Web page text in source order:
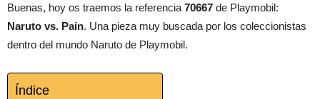
Buenas, hoy os traemos la referencia 70667 de Playmobil:
Naruto vs. Pain. Una pieza muy buscada por los coleccionistas
dentro del mundo Naruto de Playmobil.
Índice